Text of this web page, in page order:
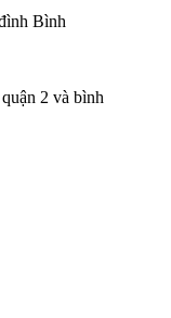
Bình
2 và bình